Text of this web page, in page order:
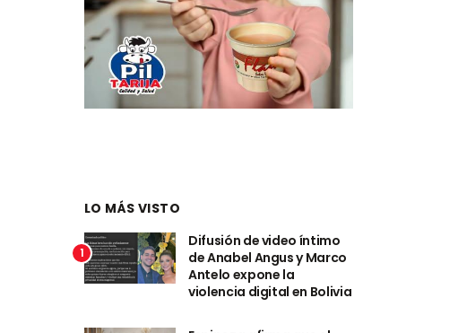
LO MÁS VISTO
1
Difusión de video íntimo
de Anabel Angus y Marco
Antelo expone la
violencia digital en Bolivia